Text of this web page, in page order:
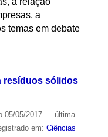
a
temas em debate
resíduos sólidos
05/05/2017 — última
em: Ciências